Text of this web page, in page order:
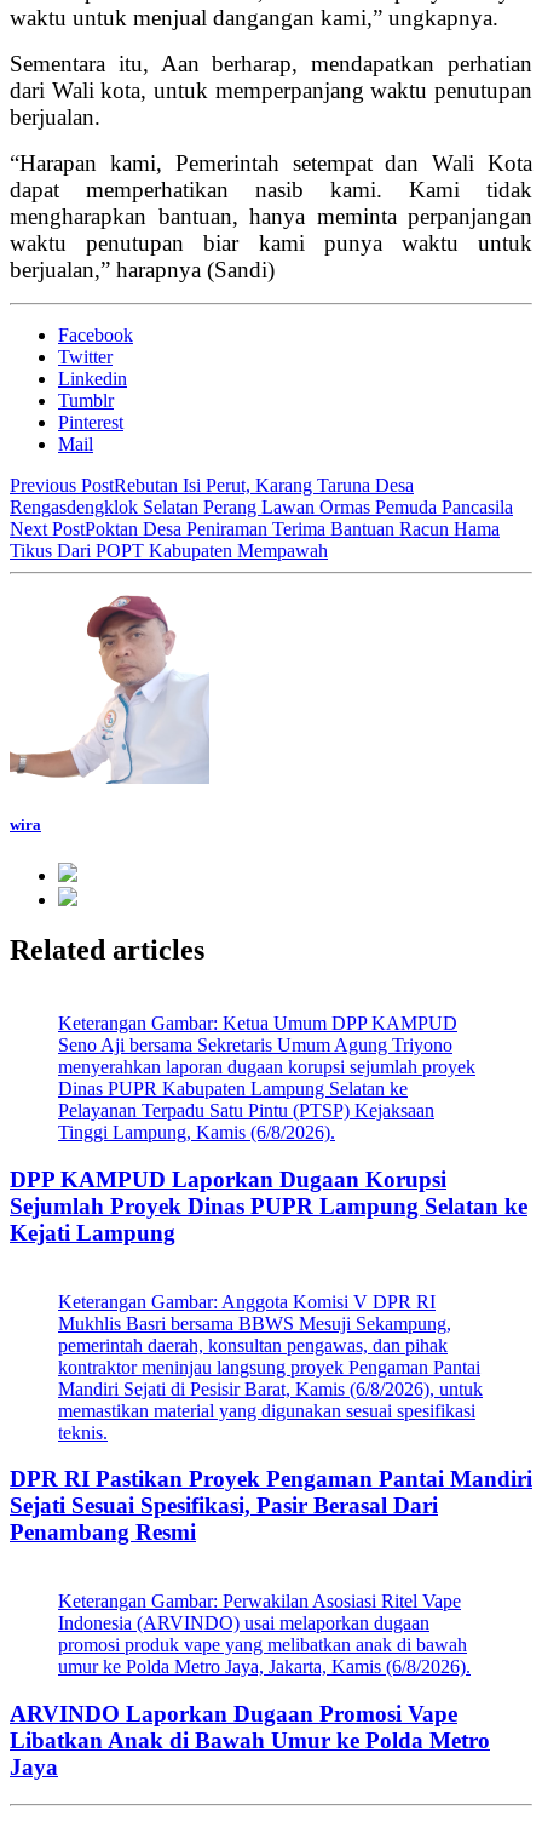
waktu untuk menjual dangangan kami,” ungkapnya.
Sementara itu, Aan berharap, mendapatkan perhatian
dari Wali kota, untuk memperpanjang waktu penutupan
berjualan.
“Harapan kami, Pemerintah setempat dan Wali Kota
dapat memperhatikan nasib kami. Kami tidak
mengharapkan bantuan, hanya meminta perpanjangan
waktu penutupan biar kami punya waktu untuk
berjualan,” harapnya (Sandi)
Facebook
Twitter
Linkedin
Tumblr
Pinterest
Mail
Previous PostRebutan Isi Perut, Karang Taruna Desa
Rengasdengklok Selatan Perang Lawan Ormas Pemuda Pancasila
Next PostPoktan Desa Peniraman Terima Bantuan Racun Hama
Tikus Dari POPT Kabupaten Mempawah
wira
Related articles
Keterangan Gambar: Ketua Umum DPP KAMPUD
Seno Aji bersama Sekretaris Umum Agung Triyono
menyerahkan laporan dugaan korupsi sejumlah proyek
Dinas PUPR Kabupaten Lampung Selatan ke
Pelayanan Terpadu Satu Pintu (PTSP) Kejaksaan
Tinggi Lampung, Kamis (6/8/2026).
DPP KAMPUD Laporkan Dugaan Korupsi
Sejumlah Proyek Dinas PUPR Lampung Selatan ke
Kejati Lampung
Keterangan Gambar: Anggota Komisi V DPR RI
Mukhlis Basri bersama BBWS Mesuji Sekampung,
pemerintah daerah, konsultan pengawas, dan pihak
kontraktor meninjau langsung proyek Pengaman Pantai
Mandiri Sejati di Pesisir Barat, Kamis (6/8/2026), untuk
memastikan material yang digunakan sesuai spesifikasi
teknis.
DPR RI Pastikan Proyek Pengaman Pantai Mandiri
Sejati Sesuai Spesifikasi, Pasir Berasal Dari
Penambang Resmi
Keterangan Gambar: Perwakilan Asosiasi Ritel Vape
Indonesia (ARVINDO) usai melaporkan dugaan
promosi produk vape yang melibatkan anak di bawah
umur ke Polda Metro Jaya, Jakarta, Kamis (6/8/2026).
ARVINDO Laporkan Dugaan Promosi Vape
Libatkan Anak di Bawah Umur ke Polda Metro
Jaya